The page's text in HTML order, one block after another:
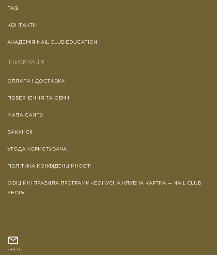
FAQ
КОНТАКТИ
АКАДЕМІЯ NAIL CLUB EDUCATION
ІНФОРМАЦІЯ
ОПЛАТА І ДОСТАВКА
ПОВЕРНЕННЯ ТА ОБМІН
МАПА САЙТУ
ВАКАНСІЇ
УГОДА КОРИСТУВАЧА
ПОЛІТИКА КОНФІДЕНЦІЙНОСТІ
ОФІЦІЙНІ ПРАВИЛА ПРОГРАМИ «БОНУСНА КЛУБНА КАРТКА — NAIL CLUB
SHOP»
EMAIL